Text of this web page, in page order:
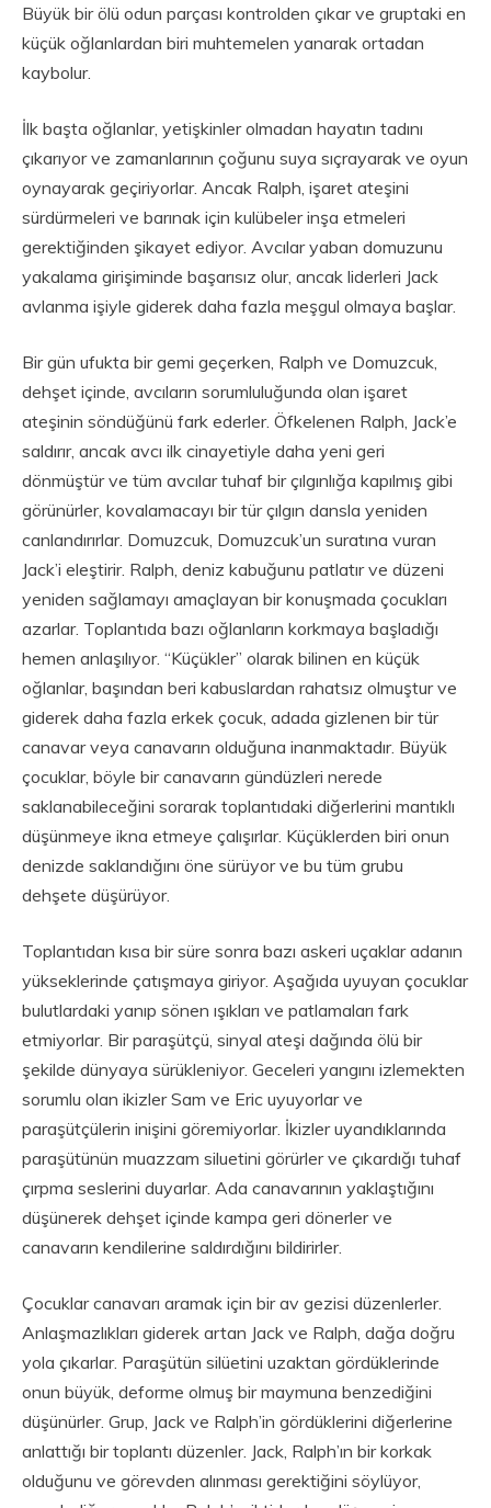
Büyük bir ölü odun parçası kontrolden çıkar ve gruptaki en
küçük oğlanlardan biri muhtemelen yanarak ortadan
kaybolur.
İlk başta oğlanlar, yetişkinler olmadan hayatın tadını
çıkarıyor ve zamanlarının çoğunu suya sıçrayarak ve oyun
oynayarak geçiriyorlar. Ancak Ralph, işaret ateşini
sürdürmeleri ve barınak için kulübeler inşa etmeleri
gerektiğinden şikayet ediyor. Avcılar yaban domuzunu
yakalama girişiminde başarısız olur, ancak liderleri Jack
avlanma işiyle giderek daha fazla meşgul olmaya başlar.
Bir gün ufukta bir gemi geçerken, Ralph ve Domuzcuk,
dehşet içinde, avcıların sorumluluğunda olan işaret
ateşinin söndüğünü fark ederler. Öfkelenen Ralph, Jack’e
saldırır, ancak avcı ilk cinayetiyle daha yeni geri
dönmüştür ve tüm avcılar tuhaf bir çılgınlığa kapılmış gibi
görünürler, kovalamacayı bir tür çılgın dansla yeniden
canlandırırlar. Domuzcuk, Domuzcuk’un suratına vuran
Jack’i eleştirir. Ralph, deniz kabuğunu patlatır ve düzeni
yeniden sağlamayı amaçlayan bir konuşmada çocukları
azarlar. Toplantıda bazı oğlanların korkmaya başladığı
hemen anlaşılıyor. “Küçükler” olarak bilinen en küçük
oğlanlar, başından beri kabuslardan rahatsız olmuştur ve
giderek daha fazla erkek çocuk, adada gizlenen bir tür
canavar veya canavarın olduğuna inanmaktadır. Büyük
çocuklar, böyle bir canavarın gündüzleri nerede
saklanabileceğini sorarak toplantıdaki diğerlerini mantıklı
düşünmeye ikna etmeye çalışırlar. Küçüklerden biri onun
denizde saklandığını öne sürüyor ve bu tüm grubu
dehşete düşürüyor.
Toplantıdan kısa bir süre sonra bazı askeri uçaklar adanın
yükseklerinde çatışmaya giriyor. Aşağıda uyuyan çocuklar
bulutlardaki yanıp sönen ışıkları ve patlamaları fark
etmiyorlar. Bir paraşütçü, sinyal ateşi dağında ölü bir
şekilde dünyaya sürükleniyor. Geceleri yangını izlemekten
sorumlu olan ikizler Sam ve Eric uyuyorlar ve
paraşütçülerin inişini göremiyorlar. İkizler uyandıklarında
paraşütünün muazzam siluetini görürler ve çıkardığı tuhaf
çırpma seslerini duyarlar. Ada canavarının yaklaştığını
düşünerek dehşet içinde kampa geri dönerler ve
canavarın kendilerine saldırdığını bildirirler.
Çocuklar canavarı aramak için bir av gezisi düzenlerler.
Anlaşmazlıkları giderek artan Jack ve Ralph, dağa doğru
yola çıkarlar. Paraşütün silüetini uzaktan gördüklerinde
onun büyük, deforme olmuş bir maymuna benzediğini
düşünürler. Grup, Jack ve Ralph’in gördüklerini diğerlerine
anlattığı bir toplantı düzenler. Jack, Ralph’ın bir korkak
olduğunu ve görevden alınması gerektiğini söylüyor,